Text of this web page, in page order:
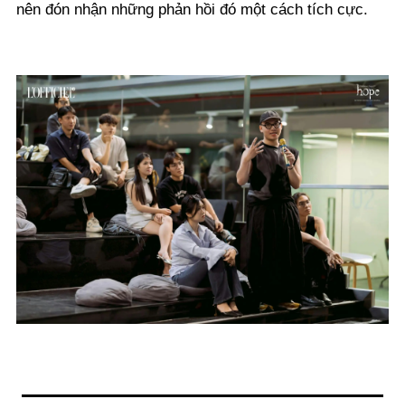
nên đón nhận những phản hồi đó một cách tích cực.